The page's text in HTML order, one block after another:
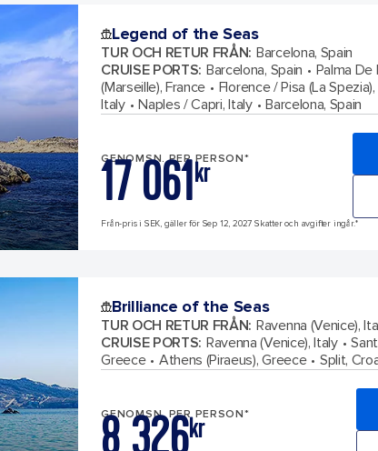
Legend of the Seas
TUR OCH RETUR FRÅN: Barcelona, Spain
CRUISE PORTS: Barcelona, Spain Palma De
(Marseille), France
Florence / Pisa (La
Italy
Naples / Capri, Italy Barcelona, Spain
GENOMSN. PER PERSON*
kr
17 061
Från-pris i SEK, gäller för Sep 12, 2027 Skatter och avgifter ingår.*
Brilliance of the Seas
TUR OCH RETUR FRÅN: Ravenna (Venice),
CRUISE PORTS: Ravenna (Venice), Italy
Greece
Athens (Piraeus), Greece Split,
GENOMSN. PER PERSON*
kr